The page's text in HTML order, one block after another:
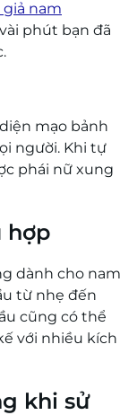
nam
phút bạn đã
mạo bảnh
người. Khi tự
phái nữ xung
hợp
dành cho nam
từ nhẹ đến
cũng có thể
với nhiều kích
khi sử